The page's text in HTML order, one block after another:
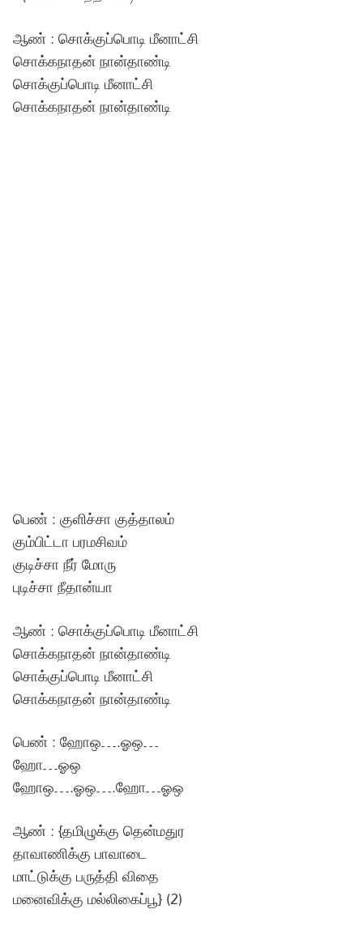
ஆண் : சொக்குப்பொடி மீனாட்சி
சொக்கநாதன் நான்தாண்டி
சொக்குப்பொடி மீனாட்சி
சொக்கநாதன் நான்தாண்டி
பெண் : குளிச்சா குத்தாலம்
கும்பிட்டா பரமசிவம்
குடிச்சா நீர் மோரு
புடிச்சா நீதான்யா
ஆண் : சொக்குப்பொடி மீனாட்சி
சொக்கநாதன் நான்தாண்டி
சொக்குப்பொடி மீனாட்சி
சொக்கநாதன் நான்தாண்டி
பெண் : ஹோஒ….ஓஒ…
ஹோ…ஓஒ
ஹோஒ….ஓஒ….ஹோ…ஓஒ
ஆண் : {தமிழுக்கு தென்மதுர
தாவாணிக்கு பாவாடை
மாட்டுக்கு பருத்தி விதை
மனைவிக்கு மல்லிகைப்பூ} (2)